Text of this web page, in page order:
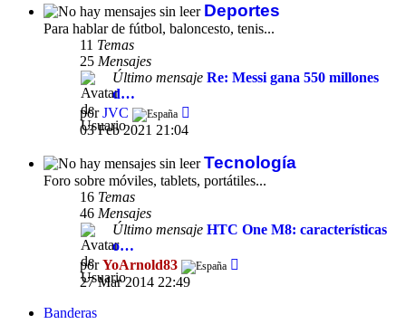
Deportes
Para hablar de fútbol, baloncesto, tenis...
11 Temas
25 Mensajes
Último mensaje Re: Messi gana 550 millones
d…
porJVC
03 Feb 2021 21:04
Tecnología
Foro sobre móviles, tablets, portátiles...
16 Temas
46 Mensajes
Último mensaje HTC One M8: características
o…
porYoArnold83
27 Mar 2014 22:49
Banderas